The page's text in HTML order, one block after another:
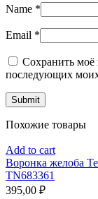
Name *
Email *
Сохранить моё
последующих
Похожие товары
Add to cart
Воронка желоба
TN683361
395,00 ₽